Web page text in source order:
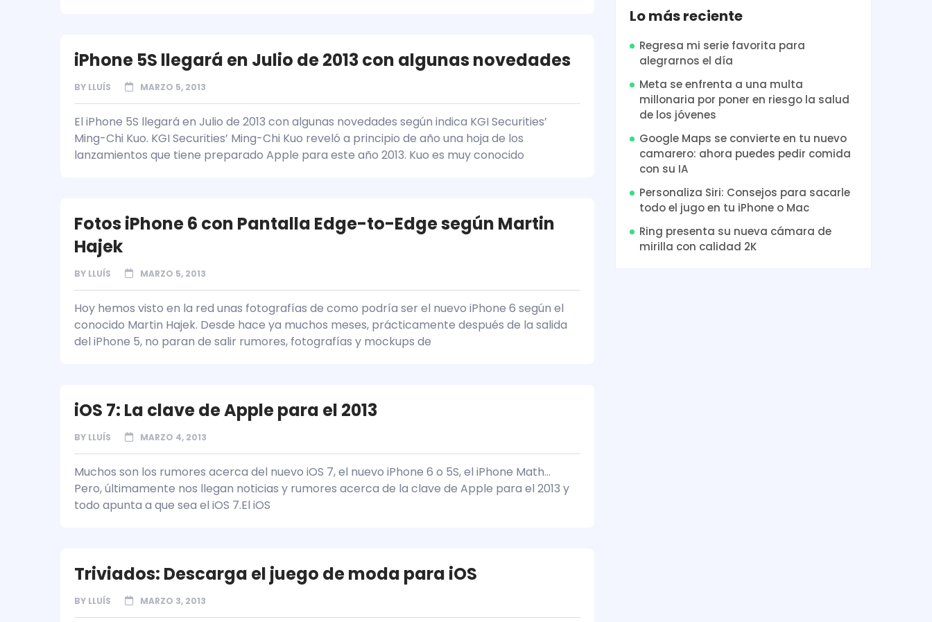
iPhone 5S llegará en Julio de 2013 con algunas novedades
BY LLUÍS MARZO 5, 2013
El iPhone 5S llegará en Julio de 2013 con algunas novedades según indica KGI Securities’
Ming-Chi Kuo. KGI Securities’ Ming-Chi Kuo reveló a principio de año una hoja de los
lanzamientos que tiene preparado Apple para este año 2013. Kuo es muy conocido
Fotos iPhone 6 con Pantalla Edge-to-Edge según Martin
Hajek
BY LLUÍS MARZO 5, 2013
Hoy hemos visto en la red unas fotografías de como podría ser el nuevo iPhone 6 según el
conocido Martin Hajek. Desde hace ya muchos meses, prácticamente después de la salida
del iPhone 5, no paran de salir rumores, fotografías y mockups de
iOS 7: La clave de Apple para el 2013
BY LLUÍS MARZO 4, 2013
Muchos son los rumores acerca del nuevo iOS 7, el nuevo iPhone 6 o 5S, el iPhone Math…
Pero, últimamente nos llegan noticias y rumores acerca de la clave de Apple para el 2013 y
todo apunta a que sea el iOS 7.El iOS
Triviados: Descarga el juego de moda para iOS
BY LLUÍS MARZO 3, 2013
Lo más reciente
Regresa mi serie favorita para
alegrarnos el día
Meta se enfrenta a una multa
millonaria por poner en riesgo la salud
de los jóvenes
Google Maps se convierte en tu nuevo
camarero: ahora puedes pedir comida
con su IA
Personaliza Siri: Consejos para sacarle
todo el jugo en tu iPhone o Mac
Ring presenta su nueva cámara de
mirilla con calidad 2K